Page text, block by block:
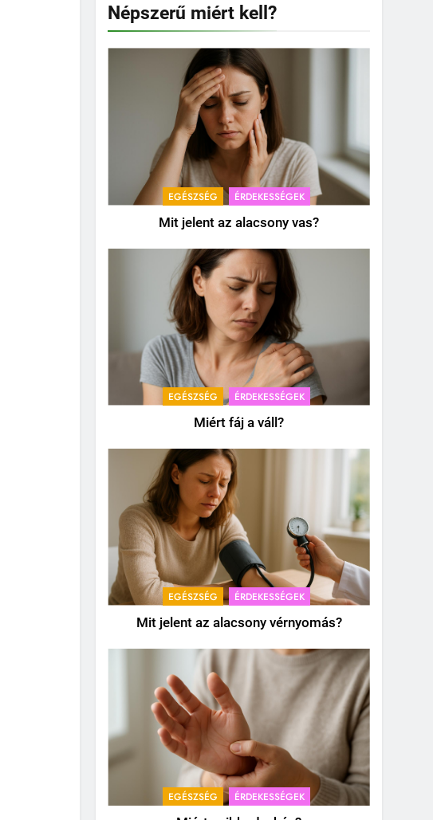
Népszerű miért kell?
EGÉSZSÉG ÉRDEKESSÉGEK
Mit jelent az alacsony vas?
EGÉSZSÉG ÉRDEKESSÉGEK
Miért fáj a váll?
EGÉSZSÉG ÉRDEKESSÉGEK
Mit jelent az alacsony vérnyomás?
EGÉSZSÉG ÉRDEKESSÉGEK